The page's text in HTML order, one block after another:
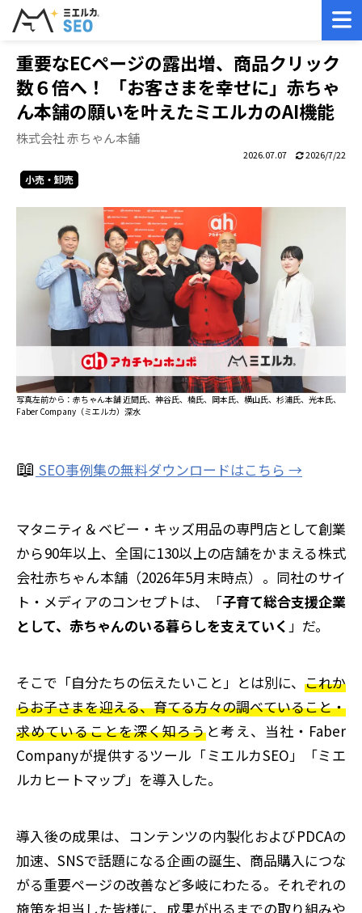
ミエルカTOP ミエルカ導入事例
重要なECページの露出増、商品クリック
数６倍へ！ 「お客さまを幸せに」赤ちゃ
ん本舗の願いを叶えたミエルカのAI機能
株式会社 赤ちゃん本舗
2026.07.07 2026/7/22
小売・卸売
写真左前から：赤ちゃん本舗 近間氏、神谷氏、楠氏、岡本氏、横山氏、杉浦氏、光本氏、
Faber Company（ミエルカ）深水
📖 SEO事例集の無料ダウンロードはこちら →
マタニティ＆ベビー・キッズ用品の専門店として創業
から90年以上、全国に130以上の店舗をかまえる株式
会社赤ちゃん本舗（2026年5月末時点）。同社のサイ
ト・メディアのコンセプトは、「子育て総合支援企業
として、赤ちゃんのいる暮らしを支えていく 」だ。
そこで「自分たちの伝えたいこと」とは別に、 これか
らお子さまを迎える、育てる方々の調べていること・
求めていることを深く知ろうと考え、当社・Faber
Companyが提供するツール「ミエルカSEO」「ミエ
ルカヒートマップ」を導入した。
導入後の成果は、コンテンツの内製化およびPDCAの
加速、SNSで話題になる企画の誕生、商品購入につな
がる重要ページの改善など多岐にわたる。それぞれの
施策を担当した皆様に、成果が出るまでの取り組みや